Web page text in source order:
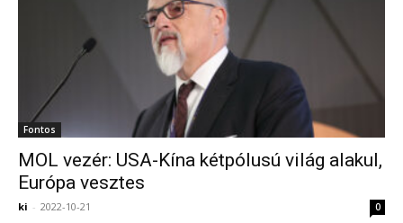
Fontos
MOL vezér: USA-Kína kétpólusú világ alakul,
Európa vesztes
ki - 2022-10-21 0